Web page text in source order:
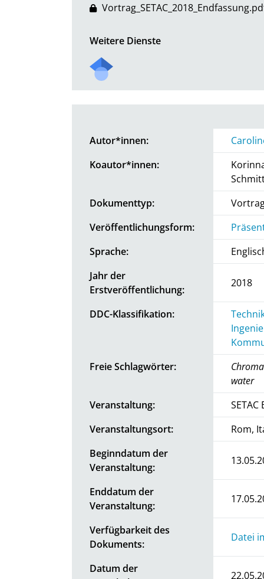
Weitere Dienste
Autor*innen:
Koautor*innen:
Dokumenttyp:
Veröffentlichungsform:
Sprache:
Jahr der
Erstveröffentlichung:
2018
DDC-Klassifikation:
Freie Schlagwörter:
water
Veranstaltung:
Veranstaltungsort:
Rom,
Beginndatum der
Veranstaltung:
Enddatum der
Veranstaltung:
Verfügbarkeit des
Dokuments:
Datei
Datum der